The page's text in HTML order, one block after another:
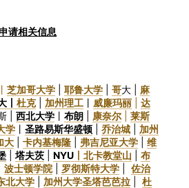
请相关信息
丨 芝加哥大学 耶鲁大学 哥大 | 麻
丨 杜克| 加州理工 丨 威廉玛丽
达
| 西北大学 丨 布朗 康奈尔
莱斯
学 丨 圣路易斯华盛顿 乔治城
加州
大 卡内基梅隆 弗吉尼亚大学
维
塔夫茨 NYU 北卡教堂山
布
波士顿学院| 罗彻斯特大学
佐治
北大学 加州大学圣塔芭芭拉
杜